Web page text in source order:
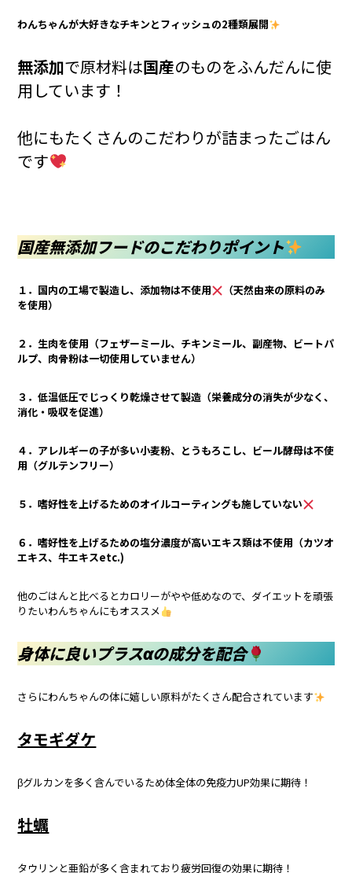
わんちゃんが大好きなチキンとフィッシュの2種類展開
無添加で原材料は国産のものをふんだんに使
用しています！
他にもたくさんのこだわりが詰まったごはん
です
国産無添加フードのこだわりポイント
１．国内の工場で製造し、添加物は不使用
（天然由来の原料のみ
を使用）
２．生肉を使用（フェザーミール、チキンミール、副産物、ビートパ
ルプ、肉骨粉は一切使用していません）
３．低温低圧でじっくり乾燥させて製造（栄養成分の消失が少なく、
消化・吸収を促進）
４．アレルギーの子が多い小麦粉、とうもろこし、ビール酵母は不使
用（グルテンフリー）
５．嗜好性を上げるためのオイルコーティングも施していない
６．嗜好性を上げるための塩分濃度が高いエキス類は不使用（カツオ
エキス、牛エキスetc.)
他のごはんと比べるとカロリーがやや低めなので、ダイエットを頑張
りたいわんちゃんにもオススメ
身体に良いプラスαの成分を配合
さらにわんちゃんの体に嬉しい原料がたくさん配合されています
タモギダケ
βグルカンを多く含んでいるため体全体の免疫力UP効果に期待！
牡蠣
タウリンと亜鉛が多く含まれており疲労回復の効果に期待！